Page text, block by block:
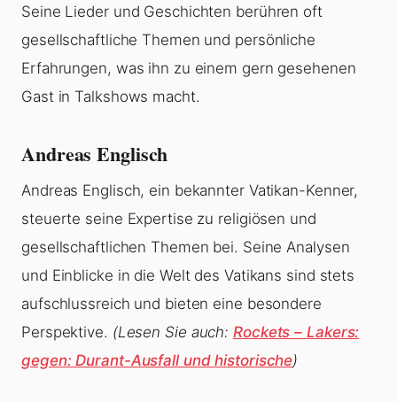
Seine Lieder und Geschichten berühren oft
gesellschaftliche Themen und persönliche
Erfahrungen, was ihn zu einem gern gesehenen
Gast in Talkshows macht.
Andreas Englisch
Andreas Englisch, ein bekannter Vatikan-Kenner,
steuerte seine Expertise zu religiösen und
gesellschaftlichen Themen bei. Seine Analysen
und Einblicke in die Welt des Vatikans sind stets
aufschlussreich und bieten eine besondere
Perspektive. (Lesen Sie auch:Rockets – Lakers:
gegen: Durant-Ausfall und historische)